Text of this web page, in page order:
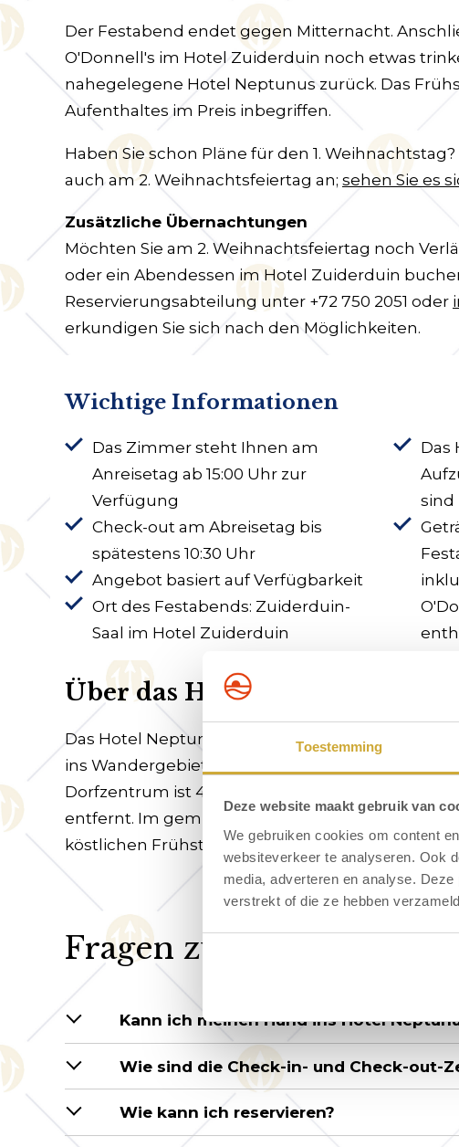
Toestemming
Deze website maakt gebruik van
We gebruiken cookies om content
websiteverkeer te analyseren. Ook
media, adverteren en analyse.
verstrekt of die ze hebben
Der Festabend endet gegen Mitternacht.
O'Donnell's im Hotel Zuiderduin noch etwas
nahegelegene Hotel Neptunus zurück. Das
Aufenthaltes im Preis inbegriffen.
Haben Sie schon Pläne für den 1.
auch am 2. Weihnachtsfeiertag an; sehen Sie es
Zusätzliche Übernachtungen
Möchten Sie am 2. Weihnachtsfeiertag noch
oder ein Abendessen im Hotel Zuiderduin
Reservierungsabteilung unter +72 750 2051 oder
erkundigen Sie sich nach den Möglichkeiten.
Wichtige Informationen
Das Zimmer steht Ihnen am
Anreisetag ab 15:00 Uhr zur
Verfügung
Check-out am Abreisetag bis
spätestens 10:30 Uhr
Angebot basiert auf Verfügbarkeit
Ort des Festabends: Zuiderduin-
Saal im Hotel Zuiderduin
Das
sind
Über das Hotel Neptunus
Das Hotel Neptunus liegt ruhig am Rande der
ins Wandergebiet ist nur 60 Meter vom Hotel
Dorfzentrum ist 450 Meter und der Strand ist
entfernt. Im gemütlichen Frühstücksrestaurant
köstlichen Frühstück beginnen.
Fragen zu
Kann ich meinen Hund ins Hotel
Wie sind die Check-in- und Check-out-
Wie kann ich reservieren?